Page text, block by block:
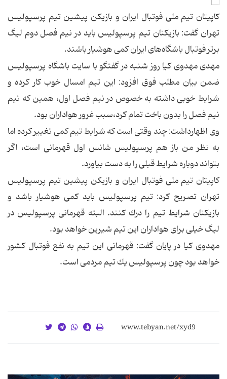
كاپیتان تیم ملی فوتبال ایران و بازیكن پیشین تیم پرسپولیس
تهران گفت: بازیكنان تیم پرسپولیس باید در نیم فصل دوم لیگ
برتر فوتبال باشگاه‌های ایران كمی هوشیار باشند.
مهدی مهدوی كیا روز شنبه در گفتگو با سایت باشگاه پرسپولیس
ضمن بیان مطلب فوق افزود: این تیم امسال خوب كار كرده و
شرایط خوبی داشته به خصوص در نیم فصل اول، همین كه تیم
نیم فصل را بدون باخت تمام كرد،سبب غرور هواداران بود.
وی اظهارداشت: چند وقتی است كه شرایط تیم كمی تغییر كرده اما
به نظر من باز هم پرسپولیس شانس اول قهرمانی است، اگر
بتواند دوباره شرایط قبلی را به دست بیاورد.
كاپیتان تیم ملی فوتبال ایران و بازیكن پیشین تیم پرسپولیس
تهران تصریح كرد: تیم پرسپولیس باید كمی هوشیار باشد و
بازیكنان شرایط تیم را درك كنند. البته قهرمانی پرسپولیس در
لیگ خیلی برای هواداران این تیم شیرین خواهد بود.
مهدوی كیا در پایان گفت: قهرمانی این تیم به نفع فوتبال كشور
خواهد بود چون پرسپولیس یك تیم مردمی است.